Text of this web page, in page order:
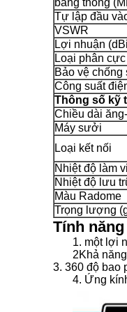
băng thông
Tự lập đầu
VSWR
Lợi nhuận
Loại phân cực
Bảo vệ chống
Công suất
Thông số kỹ
Chiều dài
Máy sưởi
Loại kết nối
Nhiệt độ làm
Nhiệt độ lưu
Màu Radome
Trọng lượng
Tính
1. một lợi
2Khả
3. 360 độ bao
4. Ứng